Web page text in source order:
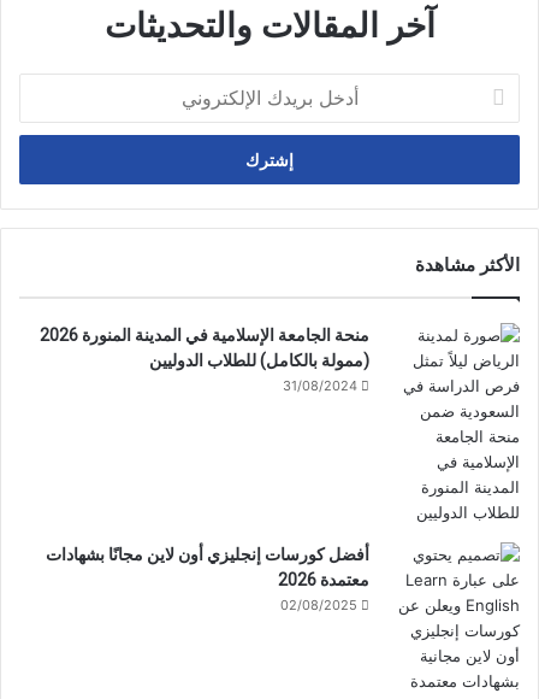
آخر المقالات والتحديثات
بريدك
الإلكتروني
الأكثر مشاهدة
منحة الجامعة الإسلامية في المدينة المنورة 2026
(ممولة بالكامل) للطلاب الدوليين
31/08/2024
أفضل كورسات إنجليزي أون لاين مجانًا بشهادات
معتمدة 2026
02/08/2025